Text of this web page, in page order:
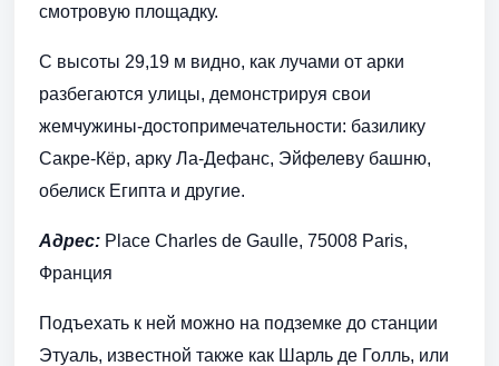
смотровую площадку.
С высоты 29,19 м видно, как лучами от арки
разбегаются улицы, демонстрируя свои
жемчужины-достопримечательности: базилику
Сакре-Кёр, арку Ла-Дефанс, Эйфелеву башню,
обелиск Египта и другие.
Адрес: Place Charles de Gaulle, 75008 Paris,
Франция
Подъехать к ней можно на подземке до станции
Этуаль, известной также как Шарль де Голль, или